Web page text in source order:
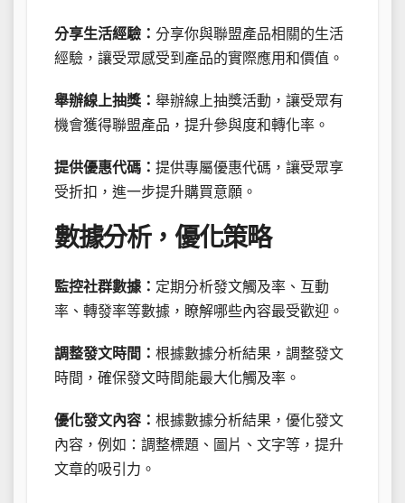
分享生活經驗： 分享你與聯盟產品相關的生活
經驗，讓受眾感受到產品的實際應用和價值。
舉辦線上抽獎： 舉辦線上抽獎活動，讓受眾有
機會獲得聯盟產品，提升參與度和轉化率。
提供優惠代碼： 提供專屬優惠代碼，讓受眾享
受折扣，進一步提升購買意願。
數據分析，優化策略
監控社群數據： 定期分析發文觸及率、互動
率、轉發率等數據，瞭解哪些內容最受歡迎。
調整發文時間： 根據數據分析結果，調整發文
時間，確保發文時間能最大化觸及率。
優化發文內容： 根據數據分析結果，優化發文
內容，例如：調整標題、圖片、文字等，提升
文章的吸引力。